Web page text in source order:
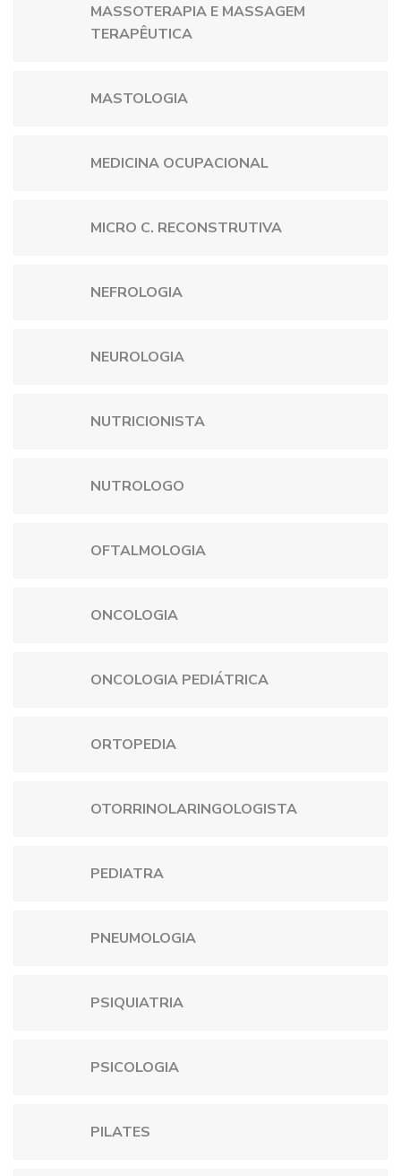
MASSOTERAPIA E MASSAGEM
TERAPÊUTICA
MASTOLOGIA
MEDICINA OCUPACIONAL
MICRO C. RECONSTRUTIVA
NEFROLOGIA
NEUROLOGIA
NUTRICIONISTA
NUTROLOGO
OFTALMOLOGIA
ONCOLOGIA
ONCOLOGIA PEDIÁTRICA
ORTOPEDIA
OTORRINOLARINGOLOGISTA
PEDIATRA
PNEUMOLOGIA
PSIQUIATRIA
PSICOLOGIA
PILATES